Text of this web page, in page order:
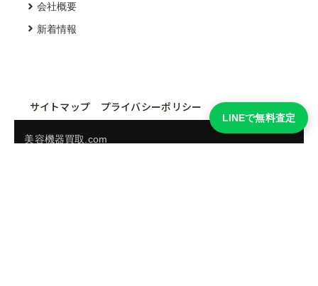
会社概要
新着情報
サイトマップ プライバシーポリシー
美容機器買取.com
LINEで無料査定